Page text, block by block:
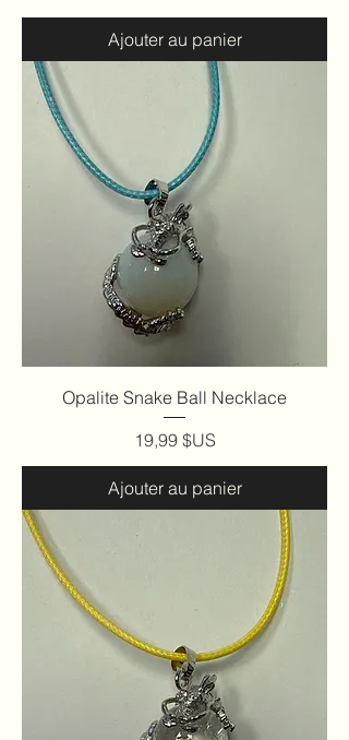
Ajouter au panier
Opalite Snake Ball Necklace
Prix
19,99 $US
Ajouter au panier